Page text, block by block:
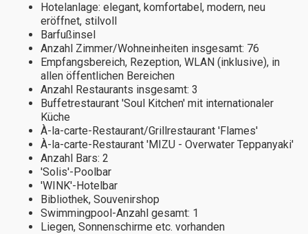
Hotelanlage: elegant, komfortabel, modern, neu
eröffnet, stilvoll
Barfußinsel
Anzahl Zimmer/Wohneinheiten insgesamt: 76
Empfangsbereich, Rezeption, WLAN (inklusive), in
allen öffentlichen Bereichen
Anzahl Restaurants insgesamt: 3
Buffetrestaurant 'Soul Kitchen' mit internationaler
Küche
À-la-carte-Restaurant/Grillrestaurant 'Flames'
À-la-carte-Restaurant 'MIZU - Overwater Teppanyaki'
Anzahl Bars: 2
'Solis'-Poolbar
'WINK'-Hotelbar
Bibliothek, Souvenirshop
Swimmingpool-Anzahl gesamt: 1
Liegen, Sonnenschirme etc. vorhanden